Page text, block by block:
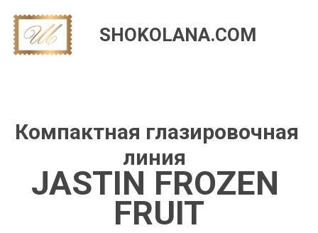
SHOKOLANA.COM
Компактная глазировочная
JASTIN FROZEN
FRUIT